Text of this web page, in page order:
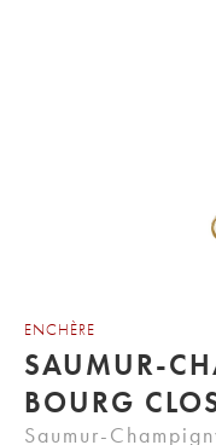
ENCHÈRE
SAUMUR-
Saumur-